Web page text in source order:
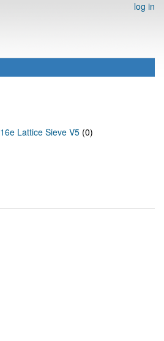
log in
16e Lattice Sieve V5 (0)